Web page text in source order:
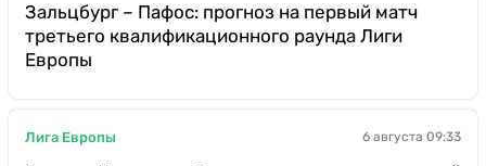
Зальцбург – Пафос: прогноз на первый матч
третьего квалификационного раунда Лиги
Европы
Лига Европы 6 августа 09:33